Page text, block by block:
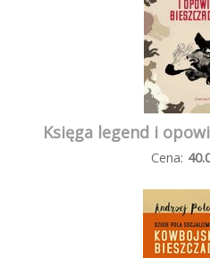
Księga legend i
Cena: